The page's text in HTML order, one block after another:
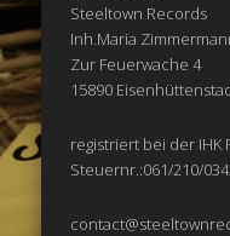
Steeltown Records
Inh.Maria
Zur Feuerwache 4
15890
registriert bei der IHK
Steuernr.:061/210/